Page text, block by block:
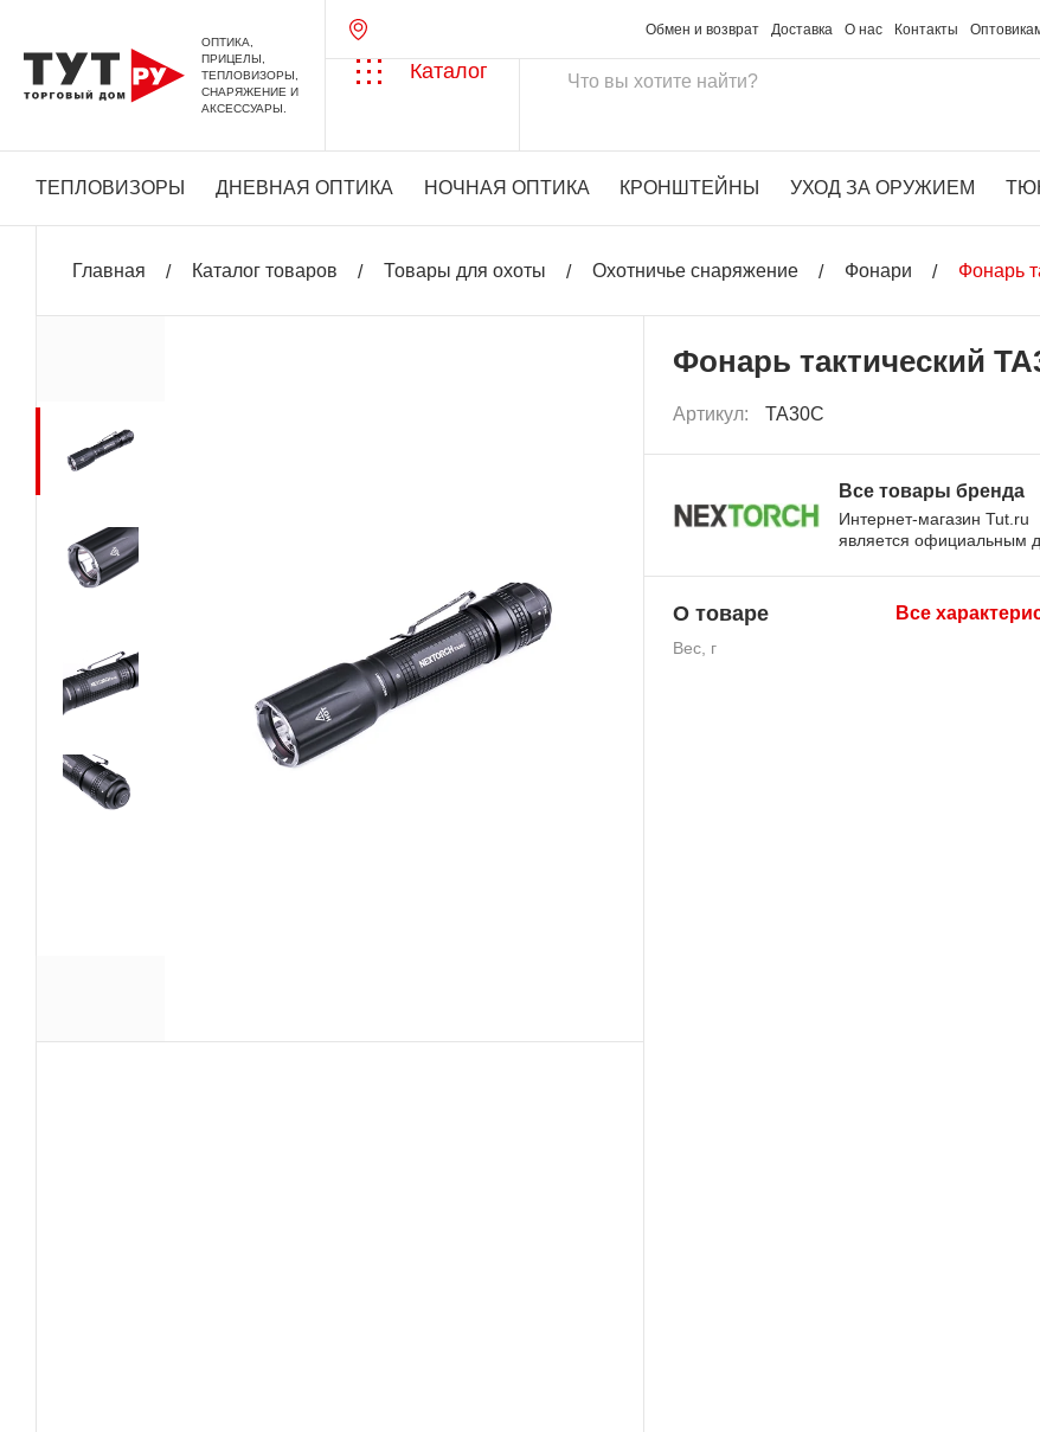
ОПТИКА,
ПРИЦЕЛЫ,
ТЕПЛОВИЗОРЫ,
СНАРЯЖЕНИЕ И
АКСЕССУАРЫ.
Обмен и возврат Доставка О нас Контакты
Каталог
ТЕПЛОВИЗОРЫ ДНЕВНАЯ ОПТИКА НОЧНАЯ ОПТИКА КРОНШТЕЙНЫ УХОД ЗА ОРУЖИЕМ
Главная Каталог товаров Товары для охоты Охотничье снаряжение Фонари Фонарь
Фонарь тактический
Артикул: TA30C
Все товары бренда
Интернет-магазин Tut.ru
является официальным
О товаре Все
Вес, г